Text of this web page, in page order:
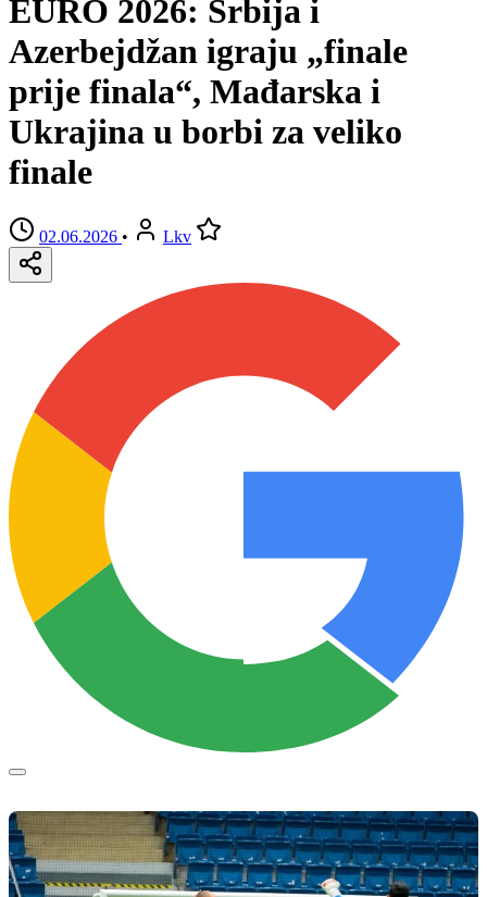
EURO 2026: Srbija i
Azerbejdžan igraju „finale
prije finala“, Mađarska i
Ukrajina u borbi za veliko
finale
02.06.2026 • Lkv